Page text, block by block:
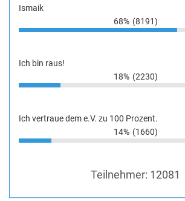
Ismaik
68% (8191)
Ich bin raus!
18% (2230)
Ich vertraue dem e.V. zu 100 Prozent.
14% (1660)
Teilnehmer: 12081